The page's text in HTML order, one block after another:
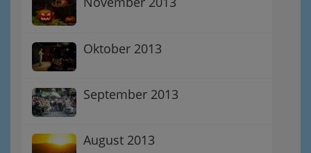
Oktober 2013
September 2013
August 2013